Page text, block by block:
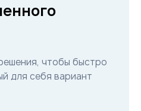
чтобы быстро
для себя вариант